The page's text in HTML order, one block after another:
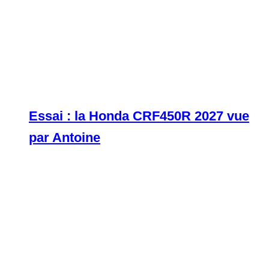
Essai : la Honda CRF450R 2027 vue
par Antoine